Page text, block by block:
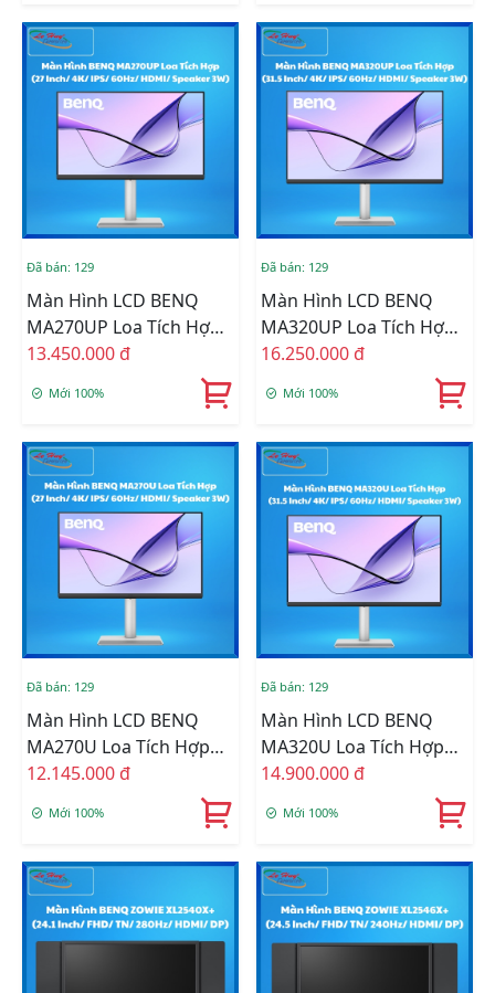
Đã bán: 129
Màn Hình LCD BENQ
MA270UP Loa Tích Hợp
Tối Ưu Màu Cho Sắc Cho
Mac/Macbook (27 Inch/
4K/ IPS/ 60Hz/ HDMI/
13.450.000 đ
Mới 100%
Đã bán: 129
Màn Hình LCD BENQ
MA320UP Loa Tích Hợp
Tối Ưu Màu Cho Sắc Cho
Inch/ 4K/ IPS/ 60Hz/
16.250.000 đ
Mới 100%
Đã bán: 129
Màn Hình LCD BENQ
MA270U Loa Tích Hợp
Tối Ưu Màu Cho Sắc Cho
Mac/Macbook (27 Inch/
4K/ IPS/ 60Hz/ HDMI/
12.145.000 đ
Mới 100%
Đã bán: 129
Màn Hình LCD BENQ
MA320U Loa Tích Hợp
Tối Ưu Màu Cho Sắc Cho
Inch/ 4K/ IPS/ 60Hz/
14.900.000 đ
Mới 100%